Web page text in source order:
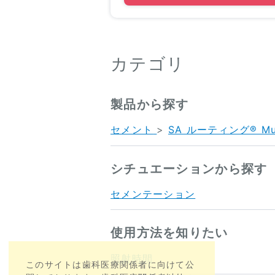
このサイトは歯科医療関係者に向けて公
カテゴリ
製品から探す
セメント > SA ルーティング®
シチュエーションから探す
セメンテーション
使用方法を知りたい
照射時間